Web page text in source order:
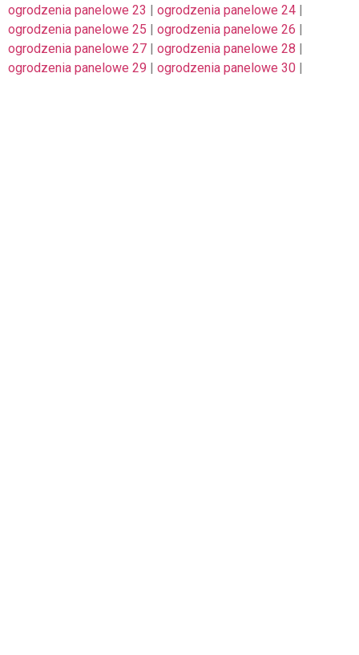
ogrodzenia panelowe 23 | ogrodzenia panelowe 24 |
ogrodzenia panelowe 25 | ogrodzenia panelowe 26 |
ogrodzenia panelowe 27 | ogrodzenia panelowe 28 |
ogrodzenia panelowe 29 | ogrodzenia panelowe 30 |